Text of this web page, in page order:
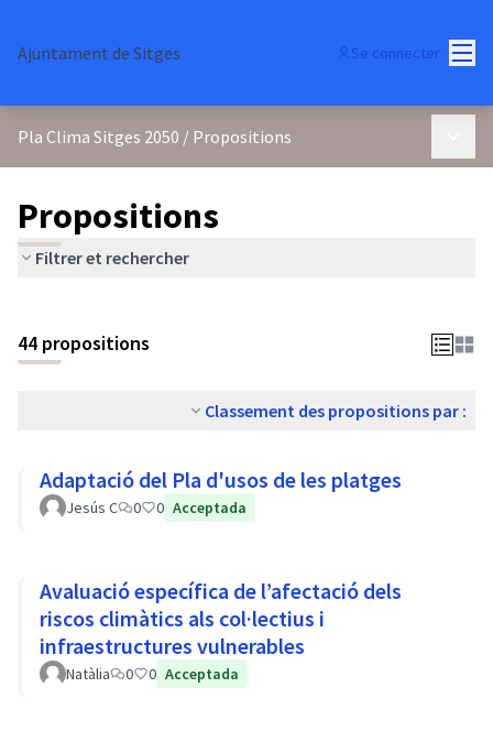
Ajuntament de Sitges Se connecter
Pla Clima Sitges 2050 / Propositions
Propositions
Filtrer et rechercher
44 propositions
Classement des propositions par :
Adaptació del Pla d'usos de les platges
Jesús C 0 0 Acceptada
Avaluació específica de l’afectació dels
riscos climàtics als col·lectius i
infraestructures vulnerables
Natàlia 0 0 Acceptada